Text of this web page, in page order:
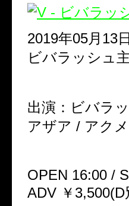
2019年05月13
ビバラッシュ
出演：ビバラ
アザア / アクメ
OPEN 16:00 /
ADV ￥